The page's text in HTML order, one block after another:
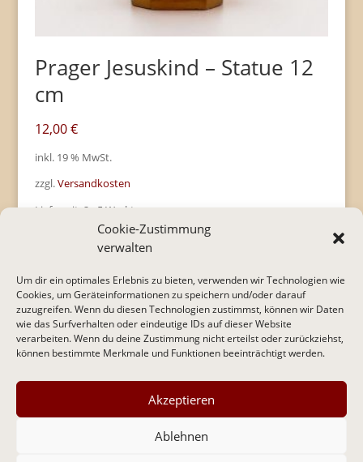
Cookie-Zustimmung
verwalten
Um dir ein optimales Erlebnis zu bieten, verwenden wir Technologien wie
Cookies, um Geräteinformationen zu speichern und/oder darauf
zuzugreifen. Wenn du diesen Technologien zustimmst, können wir Daten
wie das Surfverhalten oder eindeutige IDs auf dieser Website
verarbeiten. Wenn du deine Zustimmung nicht erteilst oder zurückziehst,
können bestimmte Merkmale und Funktionen beeinträchtigt werden.
Akzeptieren
Ablehnen
Prager Jesuskind – Statue 12
cm
12,00€
inkl. 19 % MwSt.
zzgl.Versandkosten
Lieferzeit: 2 - 5 Werktage
* Alle Preise inkl. gesetzl. Mehrwertsteuer zzgl.
Versandkosten und ggf. Nachnahmegebühren, wenn
nicht anders beschrieben.
WIDERRUFSRECHT & WIDERRUFSFORMULAR